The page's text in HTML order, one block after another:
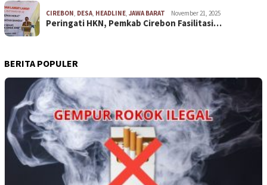
CIREBON, DESA, HEADLINE, JAWA BARAT November 21, 2025
Peringati HKN, Pemkab Cirebon Fasilitasi…
BERITA POPULER